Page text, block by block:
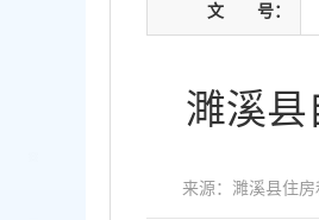
文 号：
濉溪县
来源：濉溪县住